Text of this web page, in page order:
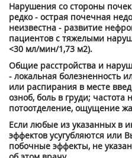
Нарушения со стороны
редко - острая почечная
неизвестна - развитие
пациентов с тяжелыми
<30 мл/мин/1,73 м2).
Общие расстройства и
- локальная болезненность
или распирания в месте
озноб, боль в груди;
потоотделение, ощущение
Если любые из указанных в
эффектов усугубляются или
побочные эффекты, не